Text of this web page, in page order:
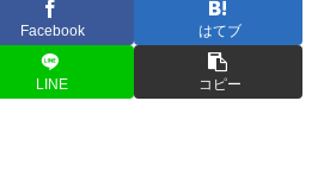
Facebook はてブ
LINE コピー